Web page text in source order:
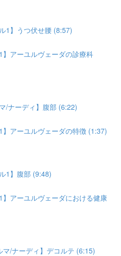
1】うつ伏せ腰 (8:57)
】アーユルヴェーダの診療科
/ナーディ】腹部 (6:22)
】アーユルヴェーダの特徴 (1:37)
1】腹部 (9:48)
】アーユルヴェーダにおける健康
マ/ナーディ】デコルテ (6:15)